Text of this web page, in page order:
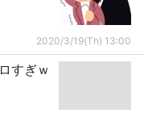
2020/3/19(Th) 13:00
すぎｗ